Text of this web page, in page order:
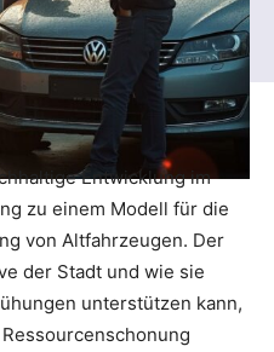
Entwicklung im
zu einem Modell für die
von Altfahrzeugen. Der
der Stadt und wie sie
unterstützen kann,